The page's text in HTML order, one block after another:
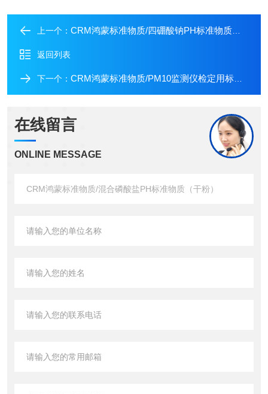
上一个： CRM鸿蒙标准物质/四硼酸钠PH标准物质（干粉）
返回列表
下一个： CRM鸿蒙标准物质/PM10监测仪检定用标准物质BW031270-10mL
在线留言
ONLINE MESSAGE